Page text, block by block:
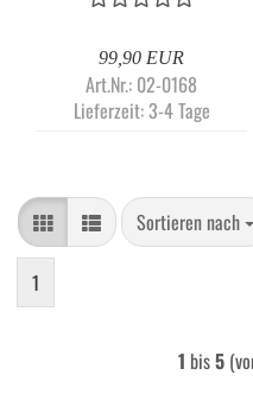
99,90 EUR
Art.Nr.: 02-0168
Lieferzeit:3-4 Tage
Sortieren nach
Sortieren nach
1
1 bis5